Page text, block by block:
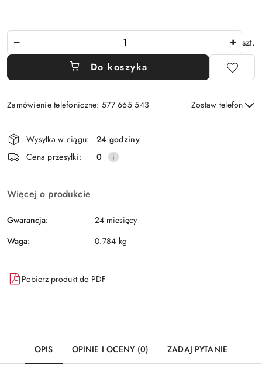
szt.
Do koszyka
Zamówienie telefoniczne: 577 665 543 Zostaw telefon
Wyślij
Dostępność
i
dostawa
Wysyłka w ciągu:
24 godziny
Cena przesyłki:
0
Więcej o produkcie
Gwarancja:
24 miesięcy
Waga:
0.784 kg
Pobierz produkt do PDF
OPIS OPINIE I OCENY (0) ZADAJ PYTANIE